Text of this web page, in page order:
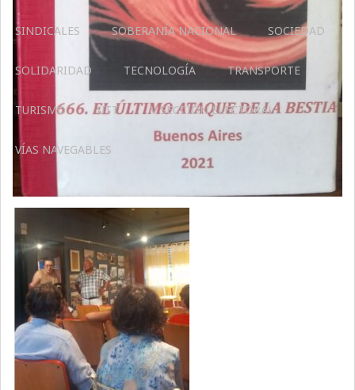
SINDICALES SOBERANÍA NACIONAL SOCIEDAD
SOLIDARIDAD TECNOLOGÍA TRANSPORTE
TURISMO UTT V SECCIÓN ELECTORAL
VÍAS NAVEGABLES